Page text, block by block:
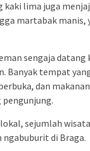
kaki lima juga
martabak manis,
sengaja datang
Banyak tempat
dan
pengunjung.
sejumlah
di Braga.